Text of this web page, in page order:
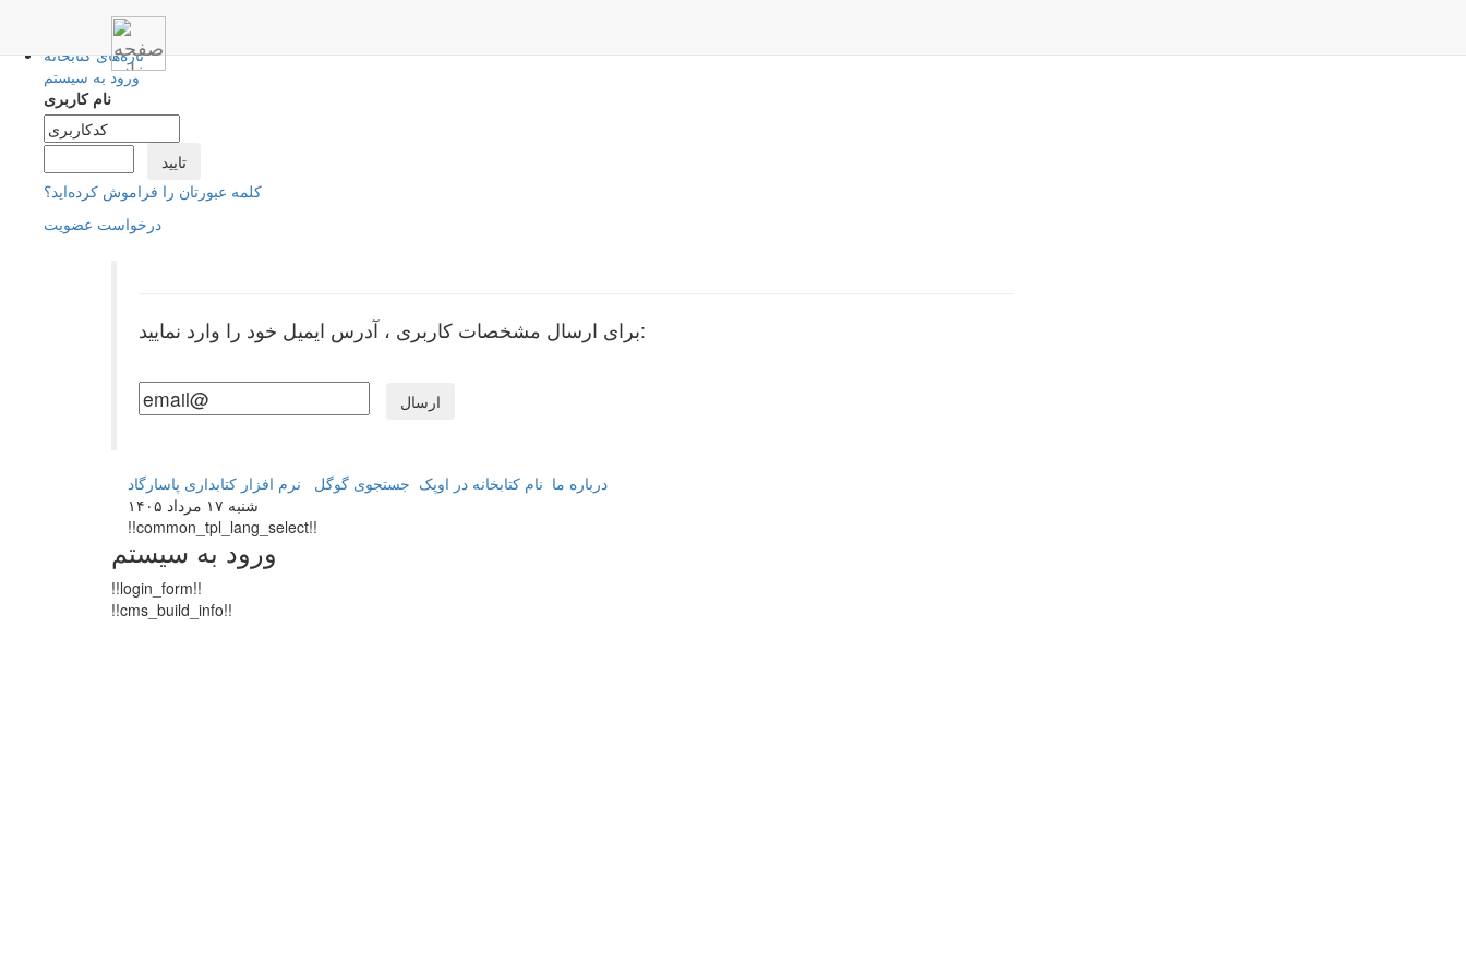
جستجوی مدارک
تازه‌های کتابخانه
ورود به سیستم
نام کاربری
کلمه عبورتان را فراموش کرده‌اید؟
درخواست عضویت
برای ارسال مشخصات کاربری ، آدرس ایمیل خود را وارد نمایید:
درباره ما نام کتابخانه در اوپک جستجوی گوگل
نرم افزار کتابداری پاسارگاد
شنبه ۱۷ مرداد ۱۴۰۵
!!common_tpl_lang_select!!
ورود به سیستم
!!login_form!!
!!cms_build_info!!